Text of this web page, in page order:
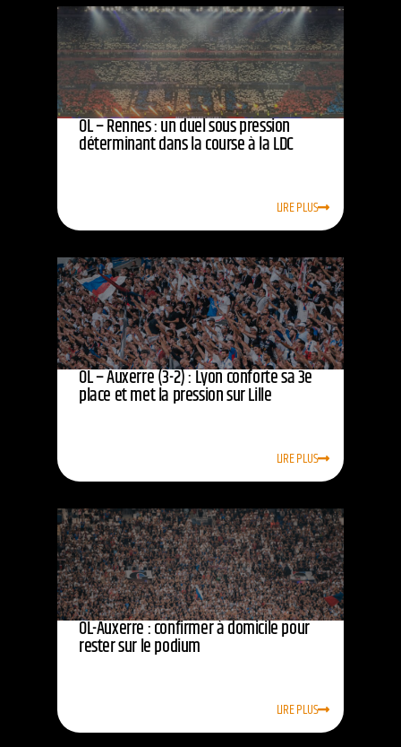
OL – Rennes : un duel sous pression
déterminant dans la course à la LDC
LIRE PLUS
OL – Auxerre (3-2) : Lyon conforte sa 3e
place et met la pression sur Lille
LIRE PLUS
OL-Auxerre : confirmer à domicile pour
rester sur le podium
LIRE PLUS